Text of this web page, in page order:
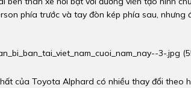
phía trước và tay đòn kép phía sau, nhưng
của Toyota Alphard có nhiều thay đổi theo